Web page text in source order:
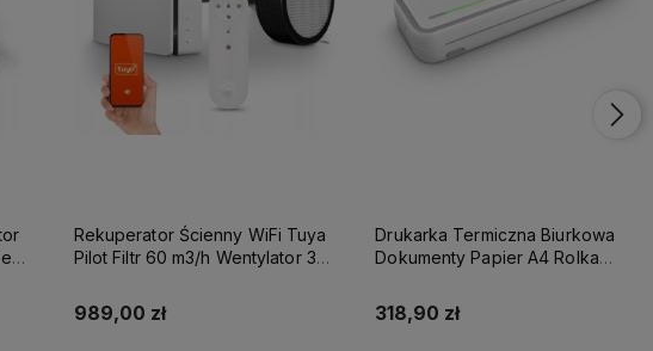
Rekuperator Ścienny WiFi Tuya
Pilot Filtr 60 m3/h Wentylator 3
989,00 zł
Drukarka Termiczna Biurkowa
Dokumenty Papier A4 Rolka
318,90 zł